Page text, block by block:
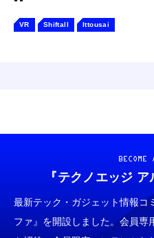
VR Shiftall Ittousai
BECOME
『テクノエッジ ア
最新テック・ガジェット情報コ
ファ』を開設しました。会員専